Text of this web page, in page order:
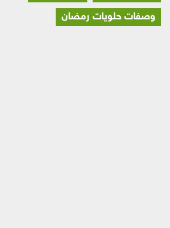
وصفات حلويات رمضان